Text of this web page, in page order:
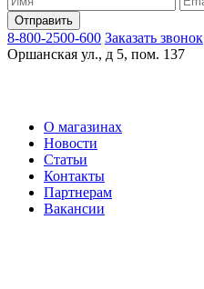
8-800-2500-600 Заказать звонок
Оршанская ул., д 5, пом. 137
О магазинах
Новости
Статьи
Контакты
Партнерам
Вакансии